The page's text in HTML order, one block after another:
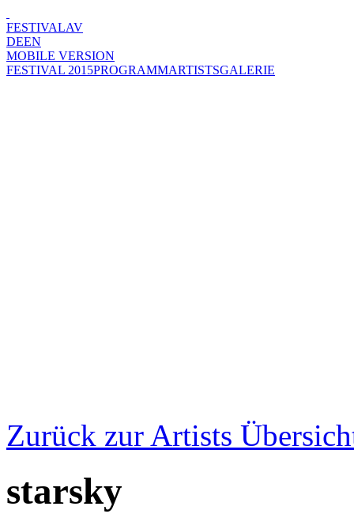
FESTIVALAV
DEEN
MOBILE VERSION
FESTIVAL 2015PROGRAMMARTISTSGALERIE
Zurück zur Artists
starsky